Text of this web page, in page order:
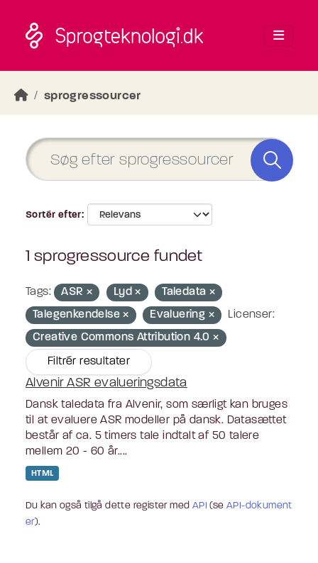
sprogressourcer
Sortér efter
1 sprogressource fundet
Tags: ASR Lyd
Taledata
Talegenkendelse
Evaluering
Licenser:
Creative Commons Attribution 4.0
Filtrér resultater
Alvenir ASR evalueringsdata
Dansk taledata fra Alvenir, som særligt kan bruges
til at evaluere ASR modeller på dansk. Datasættet
består af ca. 5 timers tale indtalt af 50 talere
mellem 20 - 60 år....
HTML
Du kan også tilgå dette register med API (seAPI-dokument
er).